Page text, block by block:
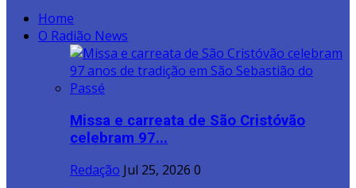
Home
O Radião News
Missa e carreata de São Cristóvão
celebram 97...
Redação Jul 25, 2026 0